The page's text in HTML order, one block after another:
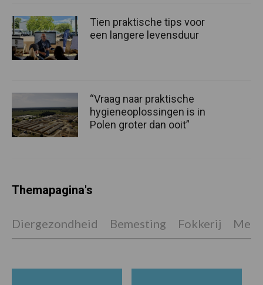
Tien praktische tips voor
een langere levensduur
“Vraag naar praktische
hygieneoplossingen is in
Polen groter dan ooit”
Themapagina's
Diergezondheid Bemesting Fokkerij